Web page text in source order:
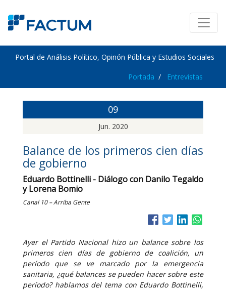
Portal de Análisis Político, Opinón Pública y Estudios Sociales
Portada Entrevistas
09
Jun. 2020
Balance de los primeros cien días
de gobierno
Eduardo Bottinelli - Diálogo con Danilo Tegaldo
y Lorena Bomio
Canal 10 – Arriba Gente
Ayer el Partido Nacional hizo un balance sobre los
primeros cien días de gobierno de coalición, un
período que se ve marcado por la emergencia
sanitaria, ¿qué balances se pueden hacer sobre este
período? hablamos del tema con Eduardo Bottinelli,